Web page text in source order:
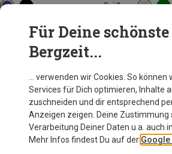
Größen
The North Face
Trail Lite Speed 30 Rucksack
129,60 €
Vaude
Wizard
Andere Kunden kauften auch
Für Deine schönste
Bergzeit...
… verwenden wir Cookies. So können
Services für Dich optimieren, Inhalte
zuschneiden und dir entsprechend
Anzeigen zeigen. Deine Zustimmung
Verarbeitung Deiner Daten u.a. auch
Mehr Infos findest Du auf der Google